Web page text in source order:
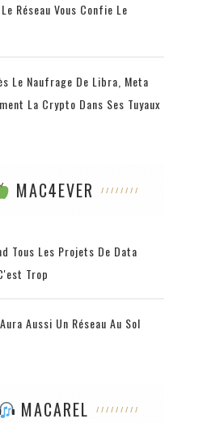
Réseau Vous Confie Le
Le Naufrage De Libra, Meta
La Crypto Dans Ses Tuyaux
MAC4EVER
Tous Les Projets De Data
Trop
Aussi Un Réseau Au Sol
MACAREL